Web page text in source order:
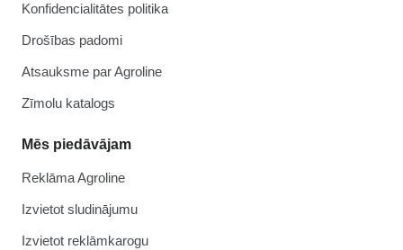
Konfidencialitātes politika
Drošības padomi
Atsauksme par Agroline
Zīmolu katalogs
Mēs piedāvājam
Reklāma Agroline
Izvietot sludinājumu
Izvietot reklāmkarogu